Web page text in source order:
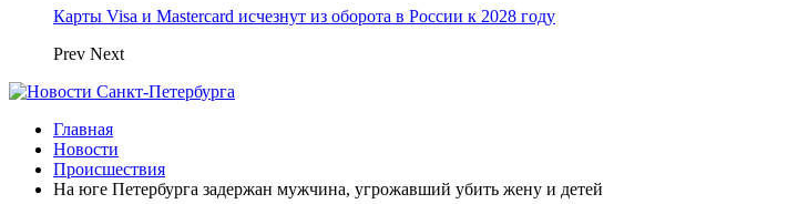
Карты Visa и Mastercard исчезнут из оборота в России к 2028 году
Prev Next
Главная
Новости
Происшествия
На юге Петербурга задержан мужчина, угрожавший убить жену и детей